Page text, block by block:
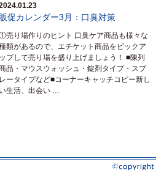
促カレンダー3月：口臭対策
売り場作りのヒント 口臭ケア商品も様々な
類があるので、エチケット商品をピックア
ップして売り場を盛り上げましょう！ ■陳列
品・マウスウォッシュ・錠剤タイプ・スプ
レータイプなど■コーナーキャッチコピー新し
い生活、出会い …